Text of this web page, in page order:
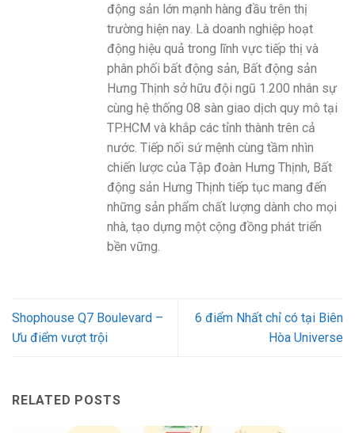
động sản lớn mạnh hàng đầu trên thị
trường hiện nay. Là doanh nghiệp hoạt
động hiệu quả trong lĩnh vực tiếp thị và
phân phối bất động sản, Bất động sản
Hưng Thịnh sở hữu đội ngũ 1.200 nhân sự
cùng hệ thống 08 sàn giao dịch quy mô tại
TP.HCM và khắp các tỉnh thành trên cả
nước. Tiếp nối sứ mệnh cùng tầm nhìn
chiến lược của Tập đoàn Hưng Thịnh, Bất
động sản Hưng Thịnh tiếp tục mang đến
những sản phẩm chất lượng dành cho mọi
nhà, tạo dựng một cộng đồng phát triển
bền vững.
Shophouse Q7 Boulevard –
Ưu điểm vượt trội
6 điểm Nhất chỉ có tại Biên
Hòa Universe
RELATED POSTS